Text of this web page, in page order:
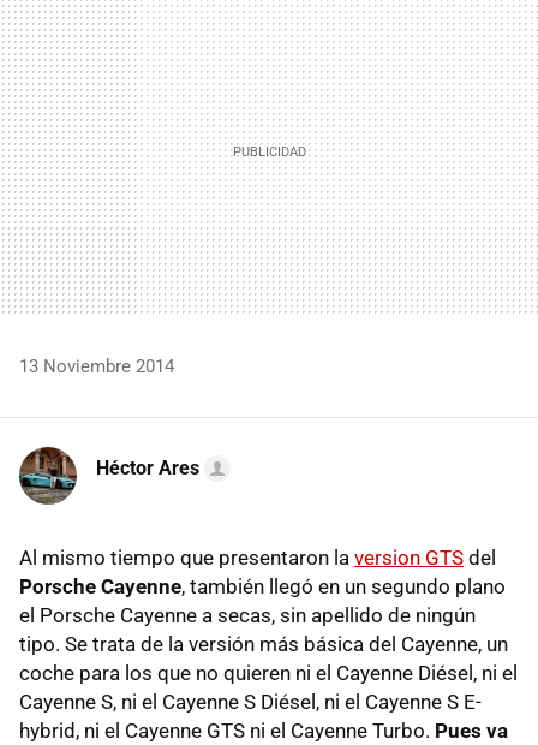
MAIL
13 Noviembre 2014
Héctor Ares
Al mismo tiempo que presentaron la version GTS del
Porsche Cayenne, también llegó en un segundo plano
el Porsche Cayenne a secas, sin apellido de ningún
tipo. Se trata de la versión más básica del Cayenne, un
coche para los que no quieren ni el Cayenne Diésel, ni el
Cayenne S, ni el Cayenne S Diésel, ni el Cayenne S E-
hybrid, ni el Cayenne GTS ni el Cayenne Turbo. Pues va